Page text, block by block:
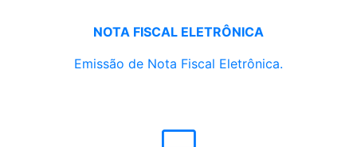
NOTA FISCAL ELETRÔNICA
Emissão de Nota Fiscal Eletrônica.